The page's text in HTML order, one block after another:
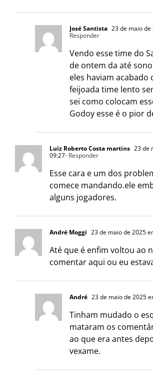
José Santista 23 de maio
Responder
Vendo esse time do
de ontem da até
eles haviam acabado
feijoada time lento
sei como colocam
Godoy esse é o pior
Luiz Roberto Costa martins 23 de
09:27- Responder
Esse cara e um dos
comece mandando.ele
alguns jogadores.
André Moggi 23 de maio de 2025
Até que é enfim voltou ao
comentar aqui ou eu
André 23 de maio de 2025
Tinham mudado o
mataram os
ao que era antes
vexame.